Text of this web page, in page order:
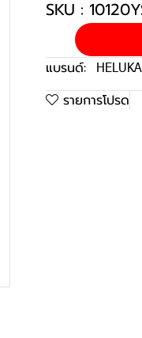
SKU :
แบรนด์:
รายการโปรด